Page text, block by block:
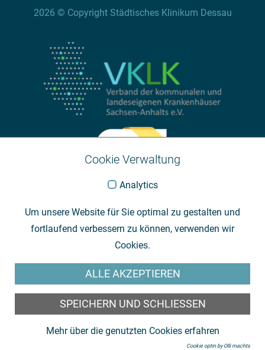
2026 © Copyright Städtisches Klinikum Dessau
Cookie Verwaltung
Analytics
Um unsere Website für Sie optimal zu gestalten und
fortlaufend verbessern zu können, verwenden wir
Cookies.
ALLE AKZEPTIEREN
SPEICHERN UND SCHLIESSEN
Mehr über die genutzten Cookies erfahren
Cookie optin by Olli machts